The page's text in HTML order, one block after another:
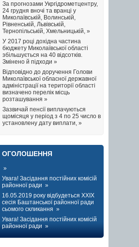
За прогнозами Укргідрометцентру,
24 грудня вночі та вранці у
Миколаївській, Волинській,
Рівненській, Львівській,
Тернопільській, Хмельницькій, »
У 2017 році дохідна частина
бюджету Миколаївської області
збільшується на 40 відсотків.
Змінено й підходи »
Відповідно до доручення Голови
Миколаївської обласної державної
адміністрації на території області
визначено перелік місць
розташування »
Зазвичай пенсії виплачуються
щомісяця у період з 4 по 25 число в
установлену дату виплати, »
ОГОЛОШЕННЯ
»
Увага! Засідання постійних комісій
районної ради »
16.05.2019 року відбудеться XXIX
сесія Баштанської районної ради
сьомого скликання »
Увага! Засідання постійних комісій
районної ради »